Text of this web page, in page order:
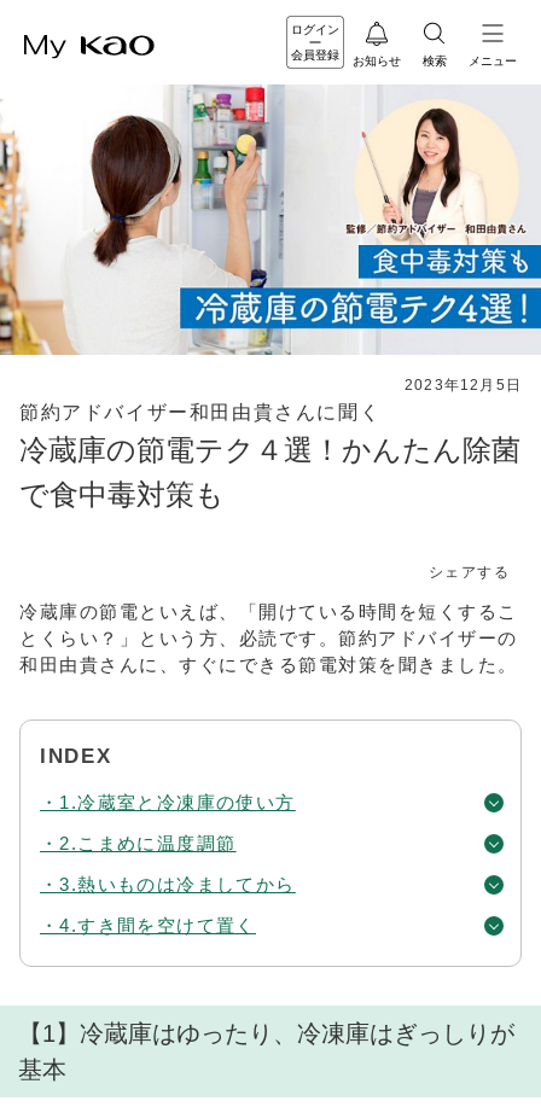
ログイン
会員登録
お知らせ 検索 メニュー
2023年12月5日
節約アドバイザー和田由貴さんに聞く
冷蔵庫の節電テク４選！かんたん除菌
で食中毒対策も
シェアする
冷蔵庫の節電といえば、「開けている時間を短くするこ
とくらい？」という方、必読です。節約アドバイザーの
和田由貴さんに、すぐにできる節電対策を聞きました。
INDEX
・1.冷蔵室と冷凍庫の使い方
・2.こまめに温度調節
・3.熱いものは冷ましてから
・4.すき間を空けて置く
【1】冷蔵庫はゆったり、冷凍庫はぎっしりが
基本